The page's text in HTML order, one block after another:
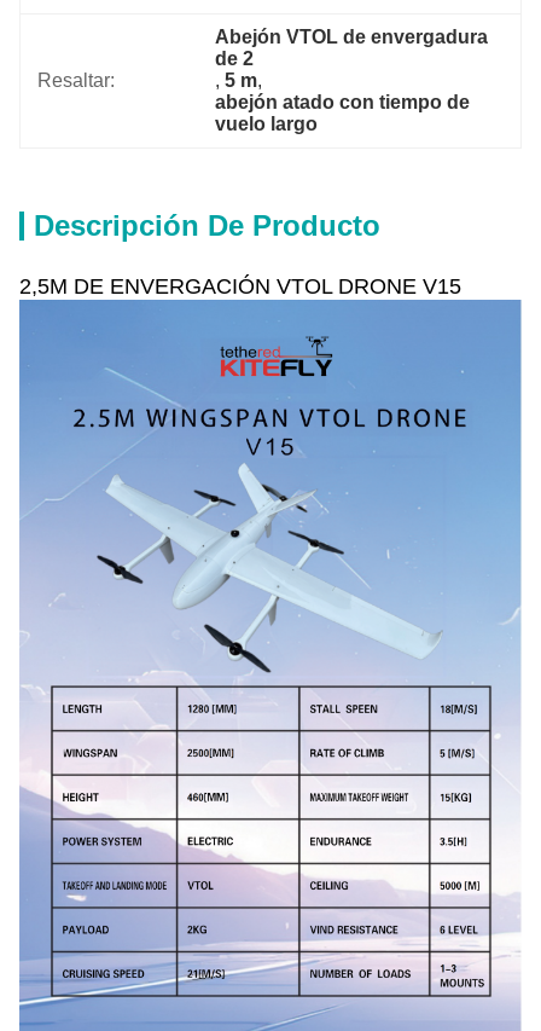
Resaltar:
Abejón VTOL de envergadura
de 2
, 5 m,
abejón atado con tiempo de
vuelo largo
Descripción De Producto
2,5M DE ENVERGACIÓN VTOL DRONE V15